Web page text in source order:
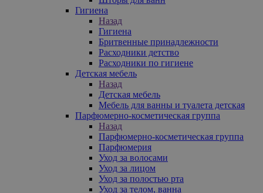
Гигиена
Назад
Гигиена
Бритвенные принадлежности
Расходники детство
Расходники по гигиене
Детская мебель
Назад
Детская мебель
Мебель для ванны и туалета детская
Парфюмерно-косметическая группа
Назад
Парфюмерно-косметическая группа
Парфюмерия
Уход за волосами
Уход за лицом
Уход за полостью рта
Уход за телом, ванна